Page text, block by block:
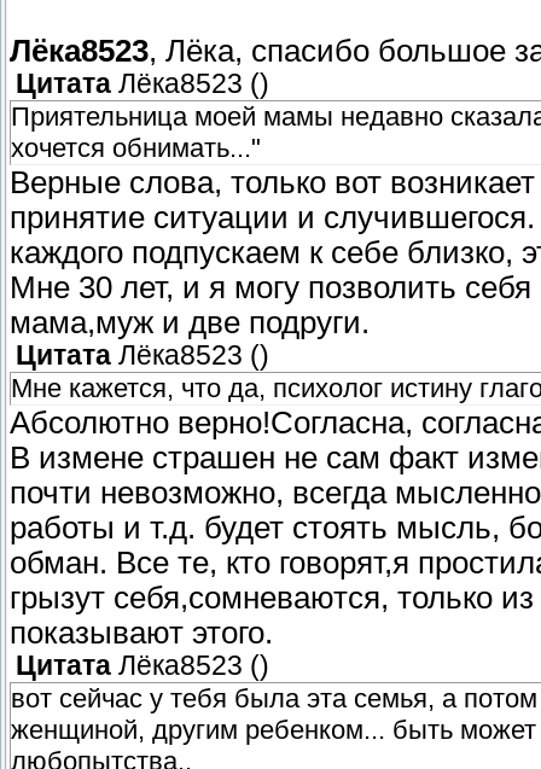
Лёка8523, Лёка, спасибо большое
Цитата Лёка8523 ()
Приятельница моей мамы недавно
хочется обнимать..."
Верные слова, только вот
принятие ситуации и
каждого подпускаем к себе близко,
Мне 30 лет, и я могу позволить
мама,муж и две подруги.
Цитата Лёка8523 ()
Мне кажется, что да, психолог истину
Абсолютно верно!Согласна,
В измене страшен не сам факт
почти невозможно, всегда
работы и т.д. будет стоять мысль,
обман. Все те, кто говорят,я
грызут себя,сомневаются, только
показывают этого.
Цитата Лёка8523 ()
вот сейчас у тебя была эта семья, а
женщиной, другим ребенком... быть
любопытства..